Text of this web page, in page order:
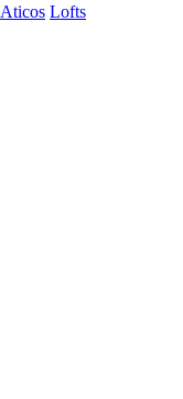
Aticos Lofts